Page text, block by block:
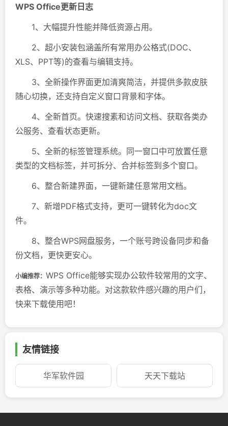
WPS Office更新日志
1、大幅提升性能并降低资源占用。
2、超小安装包涵盖所有常用办公格式(DOC、
XLS、PPT等)的查看与编辑支持。
3、全新操作界面更加清爽简洁，并提供多款皮肤
随心切换，还支持自定义窗口背景和字体。
4、全新首页。快速搜素和访问文档、获取各类办
公服务、查看状态更新。
5、全新的标签管理系统。同一窗口中可放置任意
类型的文档标签，并可拆分、合并标签到多个窗口。
6、整合新建界面，一键新建任意常用文档。
7、新增PDF格式支持，更可一键转化为doc文
件。
8、整合WPS网盘服务，一个账号跨设备同步和备
份文档，更快更安心。
小编推荐： WPS Office能够实现办公软件较常用的文字、
表格、演示等多种功能。对这款软件感兴趣的用户们，
快来下载使用吧！
友情链接
华军软件园 天天下载站